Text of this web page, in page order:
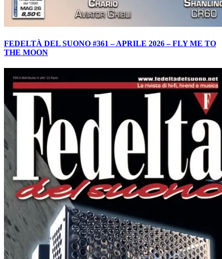
FEDELTÀ DEL SUONO #361 – APRILE 2026 – FLY ME TO
THE MOON